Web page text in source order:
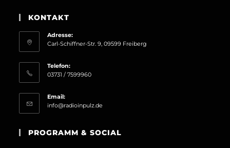
KONTAKT
Adresse:
Carl-Schiffner-Str. 9, 09599 Freiberg
Telefon:
03731 / 7599960
Email:
info@radioinpulz.de
application
PROGRAMM & SOCIAL